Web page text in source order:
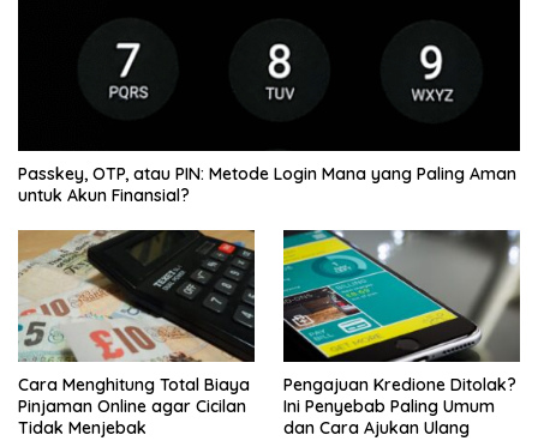
Passkey, OTP, atau PIN: Metode Login Mana yang Paling Aman
untuk Akun Finansial?
Cara Menghitung Total Biaya
Pinjaman Online agar Cicilan
Tidak Menjebak
Pengajuan Kredione Ditolak?
Ini Penyebab Paling Umum
dan Cara Ajukan Ulang